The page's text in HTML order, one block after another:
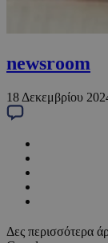
newsroom
18 Δεκεμβρίου
Δες περισσότερα